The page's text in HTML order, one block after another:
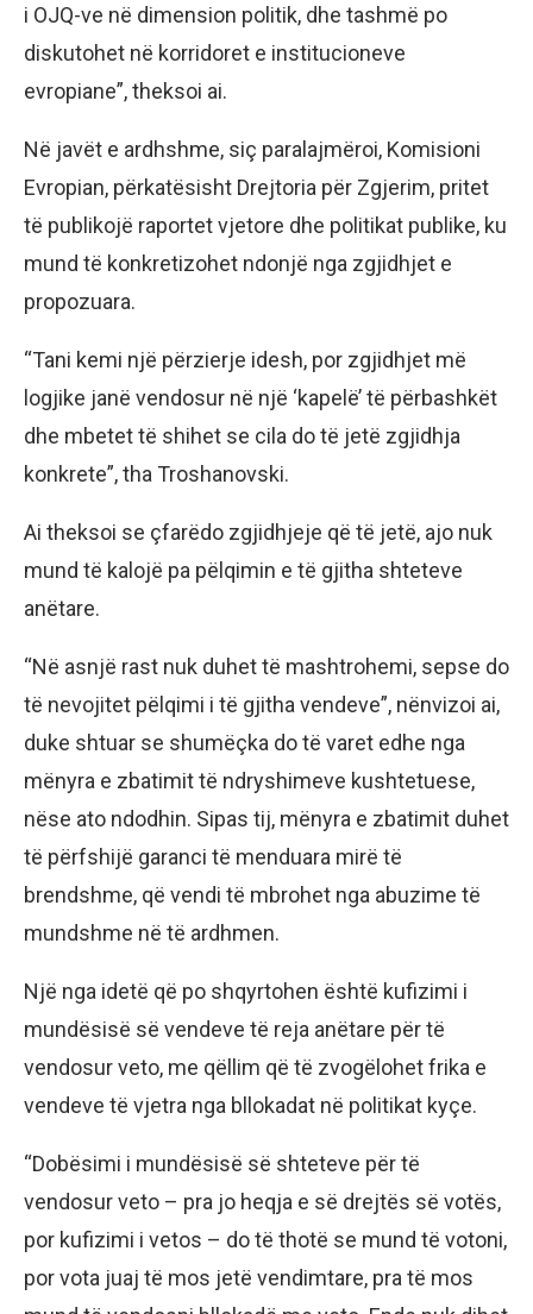
i OJQ-ve në dimension politik, dhe tashmë po
diskutohet në korridoret e institucioneve
evropiane”, theksoi ai.
Në javët e ardhshme, siç paralajmëroi, Komisioni
Evropian, përkatësisht Drejtoria për Zgjerim, pritet
të publikojë raportet vjetore dhe politikat publike, ku
mund të konkretizohet ndonjë nga zgjidhjet e
propozuara.
“Tani kemi një përzierje idesh, por zgjidhjet më
logjike janë vendosur në një ‘kapelë’ të përbashkët
dhe mbetet të shihet se cila do të jetë zgjidhja
konkrete”, tha Troshanovski.
Ai theksoi se çfarëdo zgjidhjeje që të jetë, ajo nuk
mund të kalojë pa pëlqimin e të gjitha shteteve
anëtare.
“Në asnjë rast nuk duhet të mashtrohemi, sepse do
të nevojitet pëlqimi i të gjitha vendeve”, nënvizoi ai,
duke shtuar se shumëçka do të varet edhe nga
mënyra e zbatimit të ndryshimeve kushtetuese,
nëse ato ndodhin. Sipas tij, mënyra e zbatimit duhet
të përfshijë garanci të menduara mirë të
brendshme, që vendi të mbrohet nga abuzime të
mundshme në të ardhmen.
Një nga idetë që po shqyrtohen është kufizimi i
mundësisë së vendeve të reja anëtare për të
vendosur veto, me qëllim që të zvogëlohet frika e
vendeve të vjetra nga bllokadat në politikat kyçe.
“Dobësimi i mundësisë së shteteve për të
vendosur veto – pra jo heqja e së drejtës së votës,
por kufizimi i vetos – do të thotë se mund të votoni,
por vota juaj të mos jetë vendimtare, pra të mos